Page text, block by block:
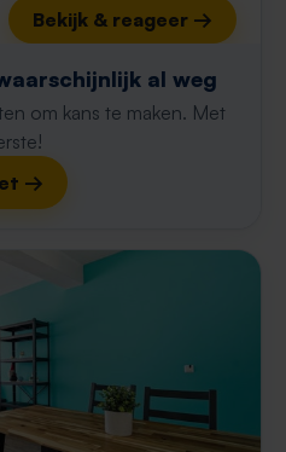
Bekijk & reageer →
al weg
om kans te maken. Met
→